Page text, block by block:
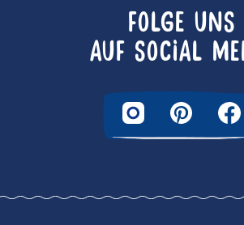
FOLGE UNS
AUF SOCIAL